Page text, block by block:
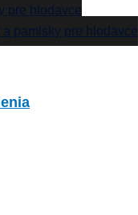
pre hlodavce
a pamlsky pre hlodavce